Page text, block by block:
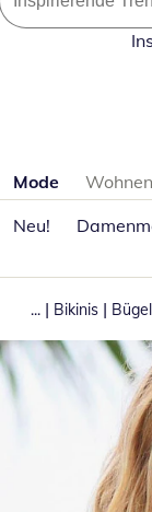
Mode Wohnen
Neu!
... | Bikinis |